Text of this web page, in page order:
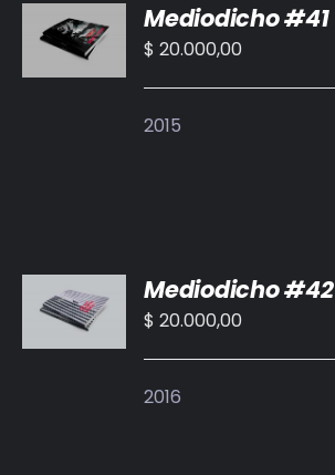
AL
CARRITO
/
Mediodicho #41
$ 20.000,00
2015
AL
CARRITO
/
Mediodicho #42
$ 20.000,00
2016